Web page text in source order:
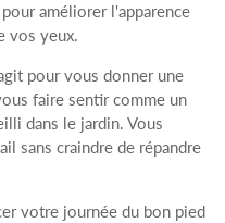
améliorer l'apparence
vos yeux.
pour vous donner une
faire sentir comme un
dans le jardin. Vous
sans craindre de répandre
votre journée du bon pied